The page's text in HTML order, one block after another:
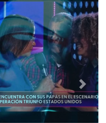
Next